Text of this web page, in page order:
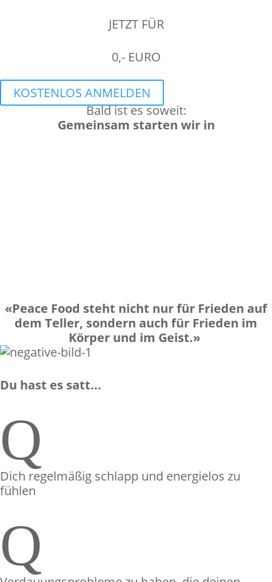
JETZT FÜR
0,- EURO
KOSTENLOS ANMELDEN
Bald ist es soweit:
Gemeinsam starten wir in
«Peace Food steht nicht nur für Frieden auf
dem Teller, sondern auch für Frieden im
Körper und im Geist.»
Du hast es satt...
Q
Dich regelmäßig schlapp und energielos zu
fühlen
Q